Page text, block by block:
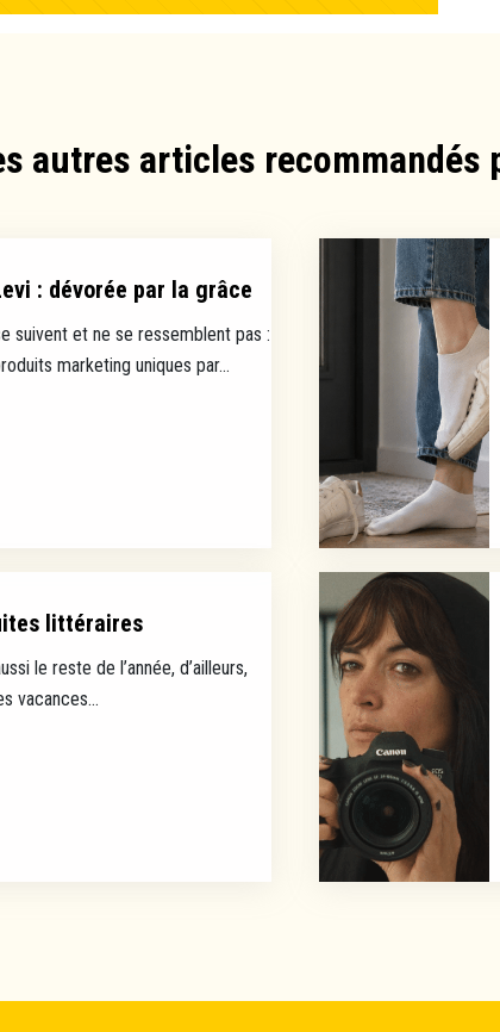
autres articles recommandés
: dévorée par la grâce
suivent et ne se ressemblent pas :
marketing uniques par...
littéraires
le reste de l’année, d’ailleurs,
vacances...